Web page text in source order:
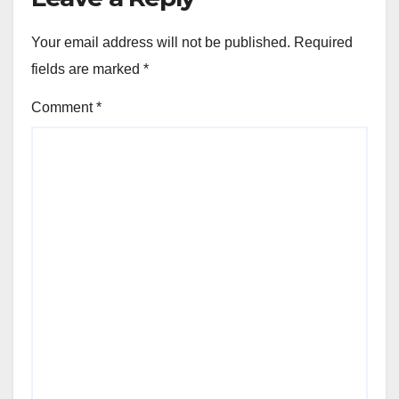
Your email address will not be published. Required
fields are marked *
Comment*